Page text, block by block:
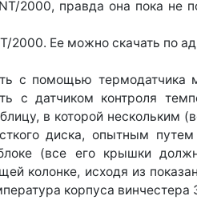
2000, правда она пока не
2000. Ее можно скачать по
с помощью термодатчика
с датчиком контроля
в которой
диска, опытным
(все его крышки
колонке, исходя из
корпуса винчестера